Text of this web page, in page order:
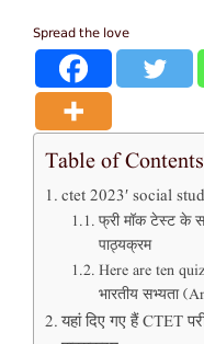
Spread the love
Table of Contents
ctet 2023′ social
फ्री मॉक टेस्ट के
पाठ्यक्रम
Here are ten
भारतीय सभ्यता
यहां दिए गए हैं CTET